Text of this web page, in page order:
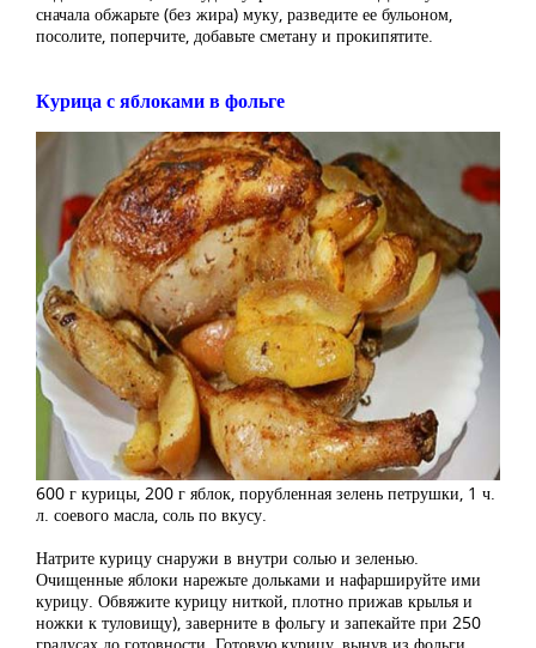
сначала обжарьте (без жира) муку, разведите ее бульоном,
посолите, поперчите, добавьте сметану и прокипятите.
Курица с яблоками в фольге
600 г курицы, 200 г яблок, порубленная зелень петрушки, 1 ч.
л. соевого масла, соль по вкусу.
Натрите курицу снаружи в внутри солью и зеленью.
Очищенные яблоки нарежьте дольками и нафаршируйте ими
курицу. Обвяжите курицу ниткой, плотно прижав крылья и
ножки к туловищу), заверните в фольгу и запекайте при 250
градусах до готовности. Готовую курицу, вынув из фольги,